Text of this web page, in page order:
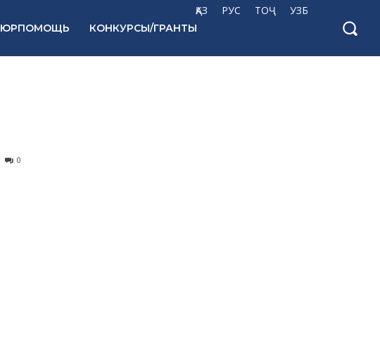
ҚАЗ РУС ТОҶ УЗБ
ЮРПОМОЩЬ КОНКУРСЫ/ГРАНТЫ
0